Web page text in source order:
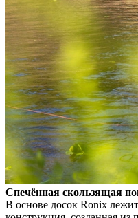
Спечённая скользящая
В основе досок Ronix